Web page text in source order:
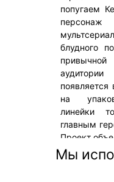
попугаем
блудного
на
линейки
главным
Проект
Мы